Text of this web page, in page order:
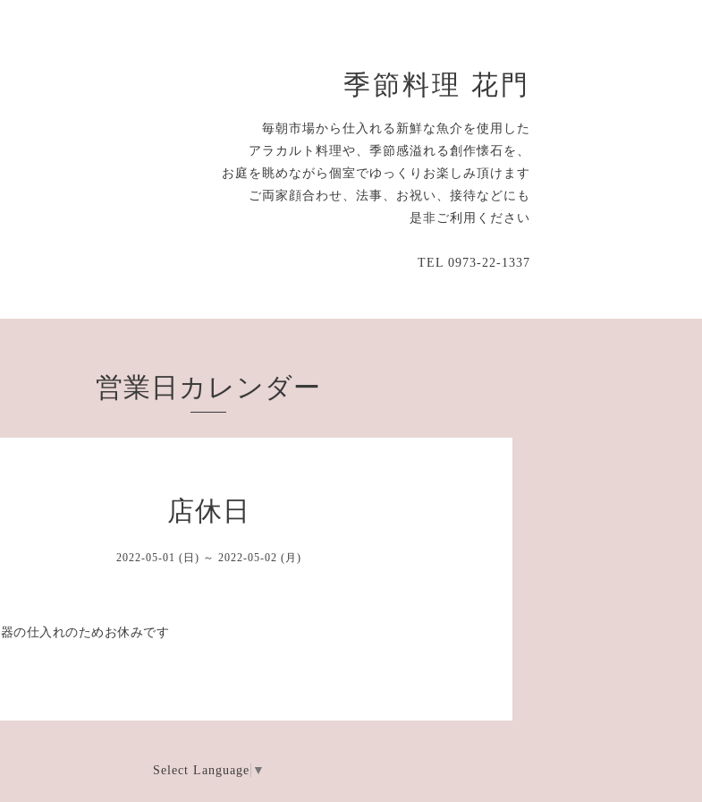
季節料理 花門
毎朝市場から仕入れる新鮮な魚介を使用した
アラカルト料理や、季節感溢れる創作懐石を、
お庭を眺めながら個室でゆっくりお楽しみ頂けます
ご両家顔合わせ、法事、お祝い、接待などにも
是非ご利用ください
TEL 0973-22-1337
営業日カレンダー
店休日
2022-05-01 (日) ～ 2022-05-02 (月)
器の仕入れのためお休みです
Select Language ▼